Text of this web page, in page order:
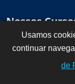
Nossos
!
aqui!
Usamos
continuar
de